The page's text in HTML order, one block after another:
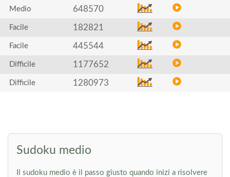
Medio 648570
Facile 182821
Facile 445544
Difficile 1177652
Difficile 1280973
Sudoku medio
Il sudoku medio è il passo giusto quando inizi a risolvere